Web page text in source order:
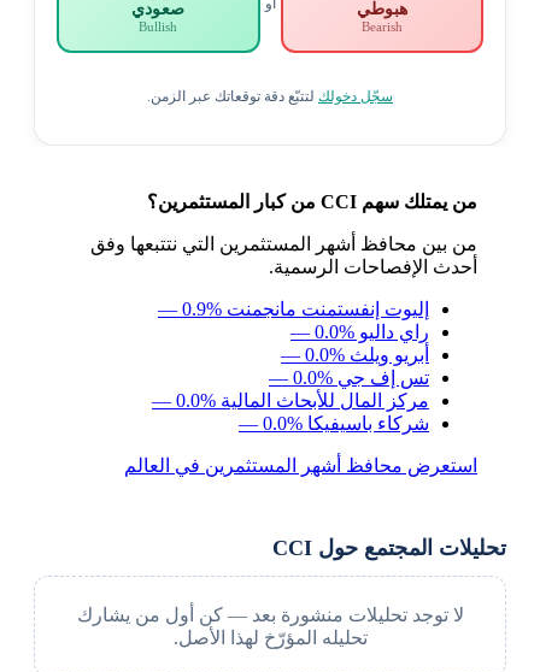
هبوطي
Bearish
أو صعودي
Bullish
سجّل دخولكلتتبّع دقة توقعاتك عبر الزمن.
من يمتلك سهم CCI من كبار المستثمرين؟
من بين محافظ أشهر المستثمرين التي نتتبعها وفق
أحدث الإفصاحات الرسمية.
إليوت إنفستمنت مانجمنت — 0.9%
راي داليو — 0.0%
أبريو ويلث — 0.0%
تس إف جي — 0.0%
مركز المال للأبحاث المالية — 0.0%
شركاء باسيفيكا — 0.0%
استعرض محافظ أشهر المستثمرين في العالم
تحليلات المجتمع حول CCI
لا توجد تحليلات منشورة بعد — كن أول من يشارك
تحليله المؤرّخ لهذا الأصل.